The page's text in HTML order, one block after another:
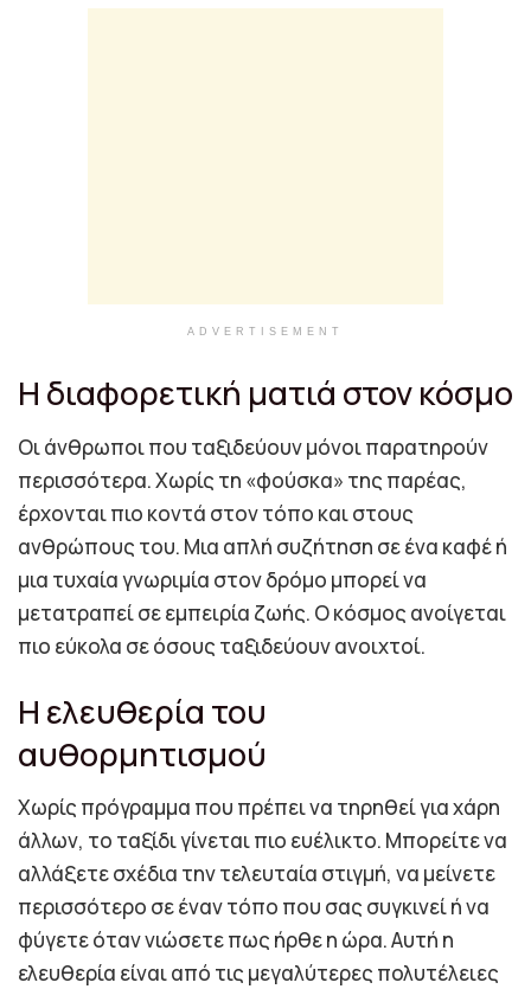
ADVERTISEMENT
Η διαφορετική ματιά στον κόσμο
Οι άνθρωποι που ταξιδεύουν μόνοι παρατηρούν
περισσότερα. Χωρίς τη «φούσκα» της παρέας,
έρχονται πιο κοντά στον τόπο και στους
ανθρώπους του. Μια απλή συζήτηση σε ένα καφέ ή
μια τυχαία γνωριμία στον δρόμο μπορεί να
μετατραπεί σε εμπειρία ζωής. Ο κόσμος ανοίγεται
πιο εύκολα σε όσους ταξιδεύουν ανοιχτοί.
Η ελευθερία του
αυθορμητισμού
Χωρίς πρόγραμμα που πρέπει να τηρηθεί για χάρη
άλλων, το ταξίδι γίνεται πιο ευέλικτο. Μπορείτε να
αλλάξετε σχέδια την τελευταία στιγμή, να μείνετε
περισσότερο σε έναν τόπο που σας συγκινεί ή να
φύγετε όταν νιώσετε πως ήρθε η ώρα. Αυτή η
ελευθερία είναι από τις μεγαλύτερες πολυτέλειες